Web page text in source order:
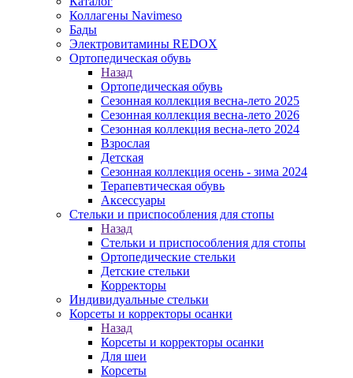
Коллагены Navimeso
Бады
Электровитамины REDOX
Ортопедическая обувь
Назад
Ортопедическая обувь
Сезонная коллекция весна-лето 2025
Сезонная коллекция весна-лето 2026
Сезонная коллекция весна-лето 2024
Взрослая
Детская
Сезонная коллекция осень - зима 2024
Терапевтическая обувь
Аксессуары
Стельки и приспособления для стопы
Назад
Стельки и приспособления для стопы
Ортопедические стельки
Детские стельки
Корректоры
Индивидуальные стельки
Корсеты и корректоры осанки
Назад
Корсеты и корректоры осанки
Для шеи
Корсеты